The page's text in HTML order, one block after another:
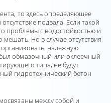
то здесь определяющее
подвала. Если такой
проблемы с водостойкостью и
Но в случае отсутствия
надежную
обмазочный или оклеечный
типа, не будут
гидротехнический бетон
между собой и